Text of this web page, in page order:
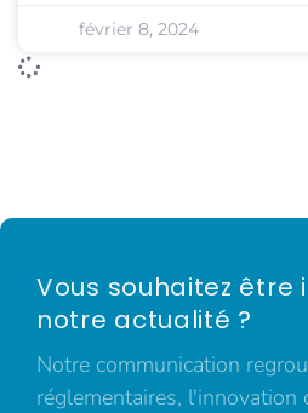
février 8, 2024
Vous souhaitez être
notre actualité ?
Notre communication
réglementaires, l'innovation